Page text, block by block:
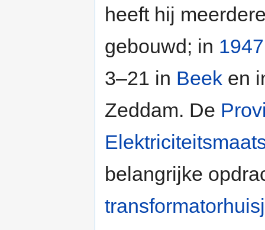
heeft hij
gebouwd; in 1947
3–21 in Beek en
Zeddam. De
belangrijke